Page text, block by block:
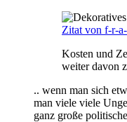
Zitat von f-r-
Kosten und
weiter davon
.. wenn man sich
man viele viele
ganz große